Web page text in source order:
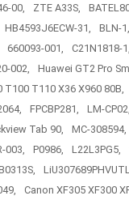
00, ZTE A33S,
HB4593J6ECW-31, BLN-1,
660093-001, C21N1818-1,
002,
Huawei GT2 Pro
T110 X36 X960 80B,
FPCBP281, LM-CP02,
Tab 90, MC-308594,
003, P0986, L22L3PG5,
Canon XF305 XF300